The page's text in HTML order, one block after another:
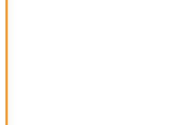
digitaler